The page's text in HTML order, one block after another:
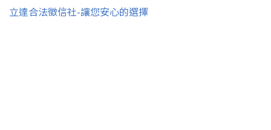
立達合法徵信社-讓您安心的選擇